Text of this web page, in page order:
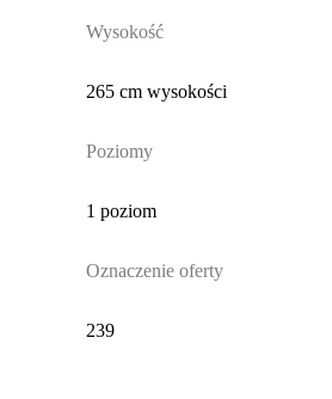
Wysokość
265 cm wysokości
Poziomy
1 poziom
Oznaczenie oferty
239